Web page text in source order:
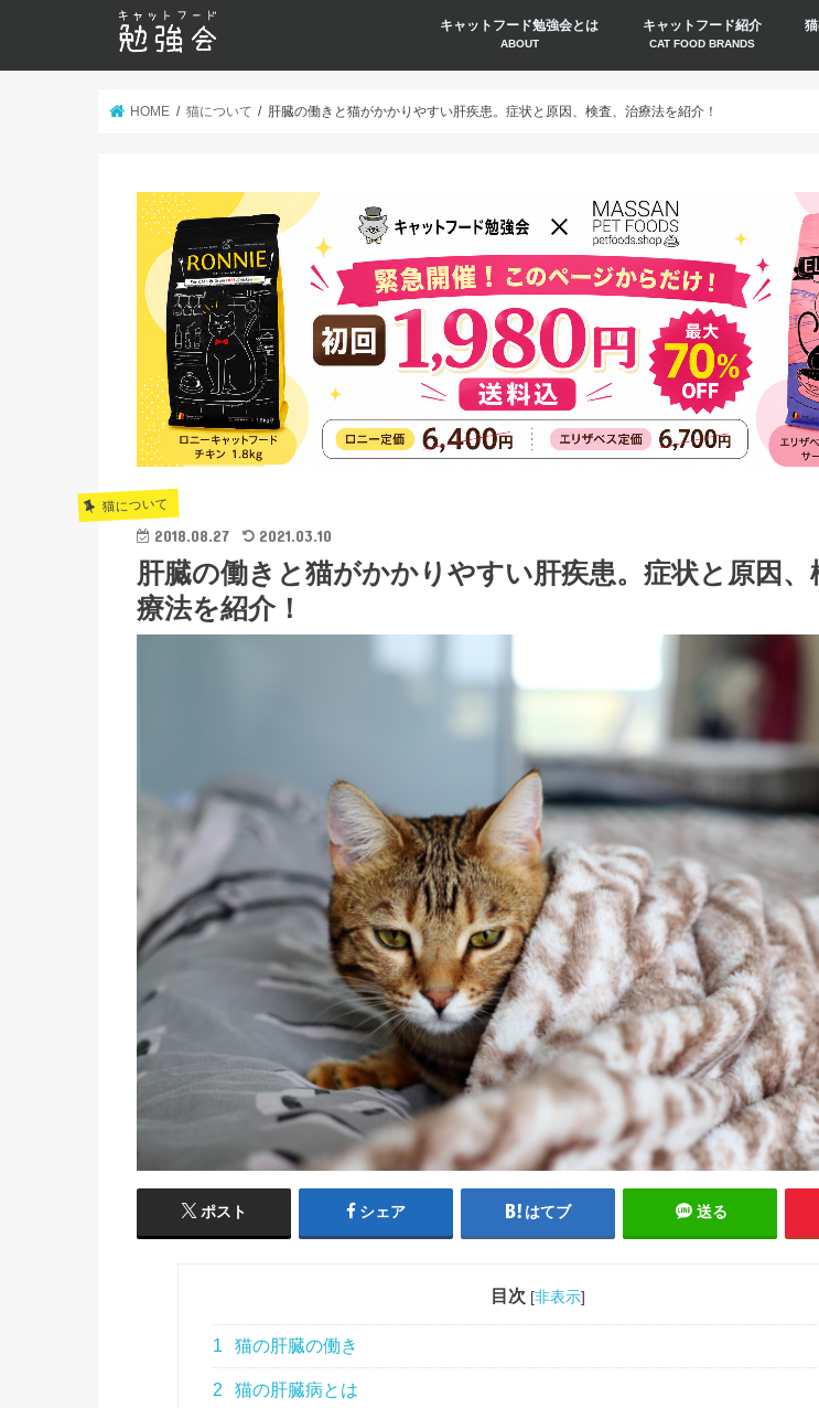
キャットフード勉強会とは
ABOUT
キャットフード紹介
CAT FOOD BRANDS
HOME 猫について 肝臓の働きと猫がかかりやすい肝疾患。症状と原因、検査、治療法を紹介！
猫について
2018.08.27 2021.03.10
肝臓の働きと猫がかかりやすい肝疾患。症状と原因、
療法を紹介！
ポスト シェア はてブ 送る
目次 [非表示]
1 猫の肝臓の働き
2 猫の肝臓病とは